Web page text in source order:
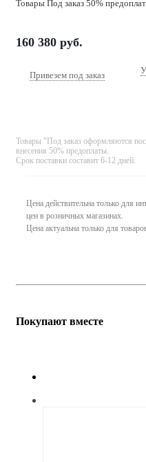
Товары Под заказ 50%
160 380 руб.
Привезем под заказ
Товары "Под заказ оформляются
внесения 50% предоплаты.
Срок поставки составит 6-12 дней.
Цена действительна только для
цен в розничных магазинах.
Цена актуальна только для
Покупают вместе